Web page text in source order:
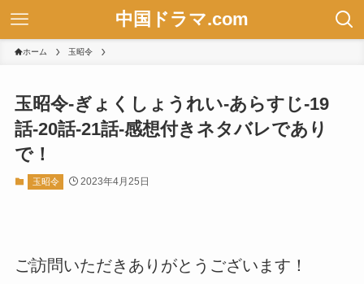
中国ドラマ.com
ホーム 玉昭令
玉昭令-ぎょくしょうれい-あらすじ-19
話-20話-21話-感想付きネタバレであり
で！
玉昭令 2023年4月25日
ご訪問いただきありがとうございます！